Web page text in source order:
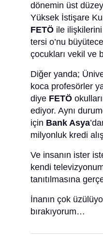
dönemin üst
Yüksek İstişare
FETÖ ile
tersi o’nu
çocukları vekil ve
Diğer yanda;
koca profesörler
diye FETÖ
ediyor. Aynı
için Bank Asya
milyonluk kredi
Ve insanın ister
kendi
tanıtılmasına
İnanın çok
bırakıyorum…